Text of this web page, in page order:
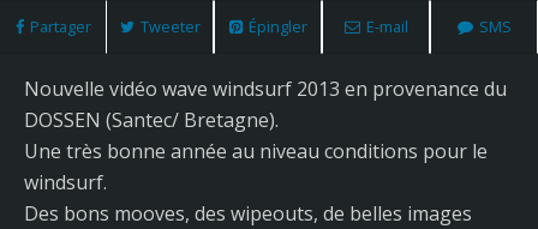
Partager Tweeter Épingler E-mail SMS
Nouvelle vidéo wave windsurf 2013 en provenance du
DOSSEN (Santec/ Bretagne).
Une très bonne année au niveau conditions pour le
windsurf.
Des bons mooves, des wipeouts, de belles images